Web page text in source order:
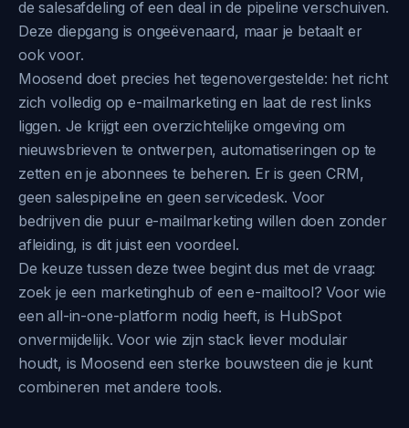
de salesafdeling of een deal in de pipeline verschuiven.
Deze diepgang is ongeëvenaard, maar je betaalt er
ook voor.
Moosend doet precies het tegenovergestelde: het richt
zich volledig op e-mailmarketing en laat de rest links
liggen. Je krijgt een overzichtelijke omgeving om
nieuwsbrieven te ontwerpen, automatiseringen op te
zetten en je abonnees te beheren. Er is geen CRM,
geen salespipeline en geen servicedesk. Voor
bedrijven die puur e-mailmarketing willen doen zonder
afleiding, is dit juist een voordeel.
De keuze tussen deze twee begint dus met de vraag:
zoek je een marketinghub of een e-mailtool? Voor wie
een all-in-one-platform nodig heeft, is HubSpot
onvermijdelijk. Voor wie zijn stack liever modulair
houdt, is Moosend een sterke bouwsteen die je kunt
combineren met andere tools.